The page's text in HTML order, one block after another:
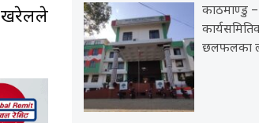
खरेलले
काठमाण्डु –
छलफलका